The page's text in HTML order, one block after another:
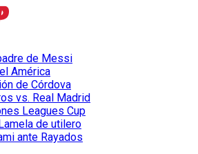
de Messi
América
de Córdova
vs. Real Madrid
Leagues Cup
de utilero
ante Rayados